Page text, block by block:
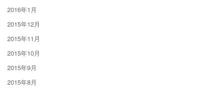
2016年1月
2015年12月
2015年11月
2015年10月
2015年9月
2015年8月